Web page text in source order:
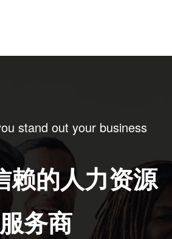
stand out your business
赖的人力资源
服务商